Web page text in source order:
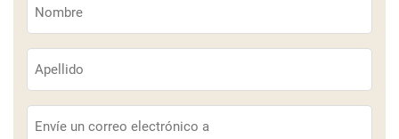
(Obligatorio)
Apellido
(Obligatorio)
Correo
electrónico